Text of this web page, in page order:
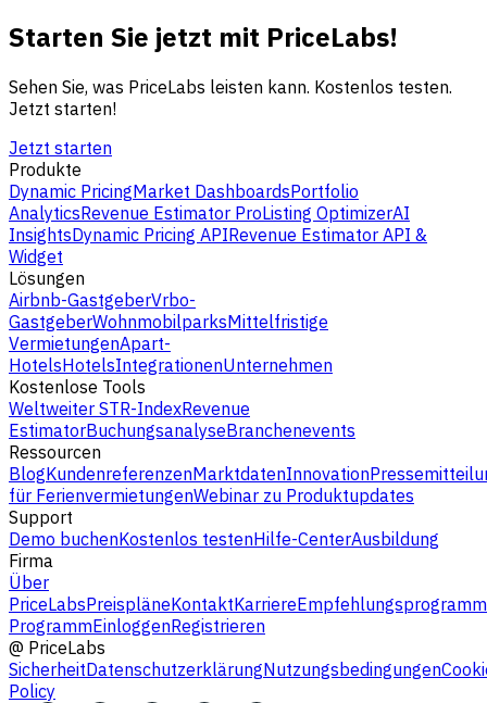
Starten Sie jetzt mit PriceLabs!
Sehen Sie, was PriceLabs leisten kann. Kostenlos testen.
Jetzt starten!
Jetzt starten
Produkte
Dynamic PricingMarket DashboardsPortfolio
AnalyticsRevenue Estimator ProListing OptimizerAI
InsightsDynamic Pricing APIRevenue Estimator API &
Widget
Lösungen
Airbnb-GastgeberVrbo-
GastgeberWohnmobilparksMittelfristige
VermietungenApart-
HotelsHotelsIntegrationenUnternehmen
Kostenlose Tools
Weltweiter STR-IndexRevenue
EstimatorBuchungsanalyseBranchenevents
Ressourcen
BlogKundenreferenzenMarktdatenInnovation
für FerienvermietungenWebinar zu Produktupdates
Support
Demo buchenKostenlos testenHilfe-CenterAusbildung
Firma
Über
PriceLabsPreispläneKontaktKarriereEmpfehlungsprogramm
ProgrammEinloggenRegistrieren
@ PriceLabs
SicherheitDatenschutzerklärungNutzungsbedingungen
Policy